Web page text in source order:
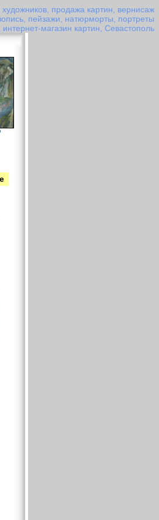
художников, продажа картин, вернисаж
пейзажи, натюрморты, портреты
магазин картин, Севастополь